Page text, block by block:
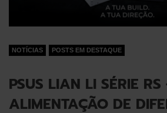
NOTÍCIAS POSTS EM DESTAQUE
PSUS LIAN LI SÉRIE
ALIMENTAÇÃO DE